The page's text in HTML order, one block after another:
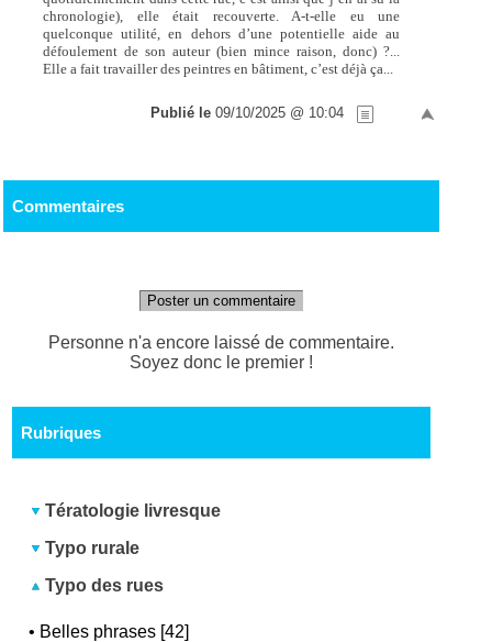
chronologie), elle était recouverte. A-t-elle eu une
quelconque utilité, en dehors d’une potentielle aide au
défoulement de son auteur (bien mince raison, donc) ?...
Elle a fait travailler des peintres en bâtiment, c’est déjà ça...
Publié le 09/10/2025 @ 10:04
Commentaires
Poster un commentaire
Personne n'a encore laissé de commentaire.
Soyez donc le premier !
Rubriques
Tératologie livresque
Typo rurale
Typo des rues
• Belles phrases [42]